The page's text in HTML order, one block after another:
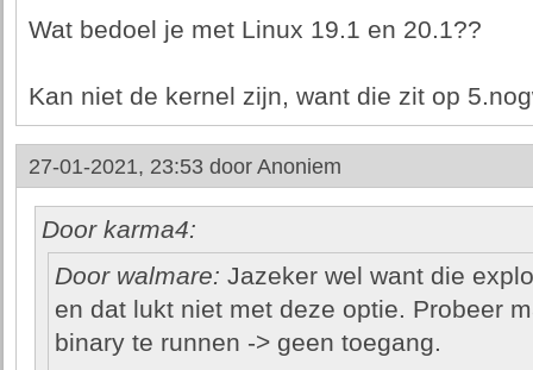
Wat bedoel je met Linux 19.1 en 20.1??
Kan niet de kernel zijn, want die zit op
27-01-2021, 23:53 door Anoniem
Door karma4:
Door walmare: Jazeker wel want die
en dat lukt niet met deze optie. Probeer
binary te runnen -> geen toegang.